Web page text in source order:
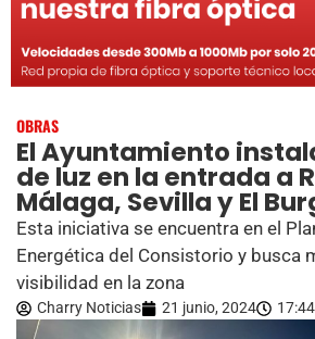
OBRAS
El Ayuntamiento
de luz en la entrada a
Málaga, Sevilla y El
Esta iniciativa se encuentra en el
Energética del Consistorio y busca
visibilidad en la zona
Charry Noticias 21 junio, 2024 17:44